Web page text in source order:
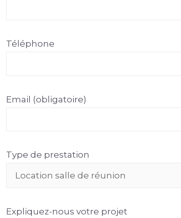
Téléphone
Email (obligatoire)
Type de prestation
Expliquez-nous votre projet